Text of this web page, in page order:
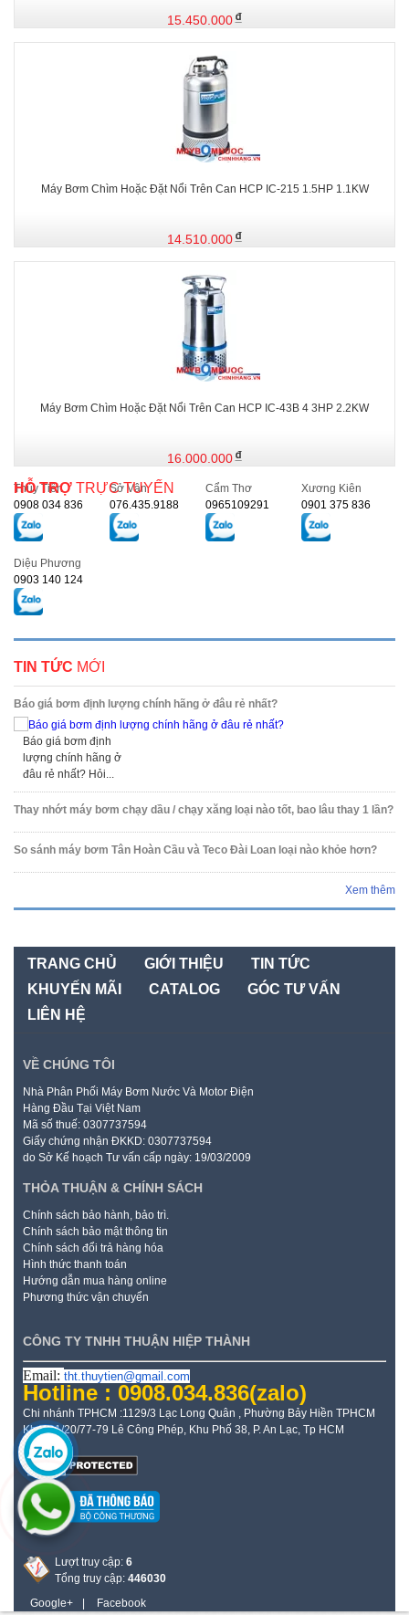
15.450.000
Máy Bơm Chìm Hoặc Đặt Nổi Trên Can HCP IC-215 1.5HP 1.1KW
14.510.000
Máy Bơm Chìm Hoặc Đặt Nổi Trên Can HCP IC-43B 4 3HP 2.2KW
16.000.000
HỖ TRỢ TRỰC TUYẾN
Thủy Tiên
0908 034 836
Sở Vân
076.435.9188
Cẩm Thơ
0965109291
Xương Kiên
0901 375 836
Diệu Phương
0903 140 124
TIN TỨC MỚI
Báo giá bơm định lượng chính hãng ở đâu rẻ nhất?
Báo giá bơm định
lượng chính hãng ở
đâu rẻ nhất? Hỏi...
Thay nhớt máy bơm chạy dầu / chạy xăng loại nào tốt, bao lâu thay 1 lần?
So sánh máy bơm Tân Hoàn Cầu và Teco Đài Loan loại nào khỏe hơn?
Xem thêm
TRANG CHỦ GIỚI THIỆU
TIN TỨC
KHUYẾN MÃI
CATALOG
GÓC TƯ VẤN
LIÊN HỆ
VỀ CHÚNG TÔI
Nhà Phân Phối Máy Bơm Nước Và Motor Điện
Hàng Đầu Tại Việt Nam
Mã số thuế: 0307737594
Giấy chứng nhận ĐKKD: 0307737594
do Sở Kế hoạch Tư vấn cấp ngày: 19/03/2009
THỎA THUẬN & CHÍNH SÁCH
Chính sách bảo hành, bảo trì.
Chính sách bảo mật thông tin
Chính sách đổi trả hàng hóa
Hình thức thanh toán
Hướng dẫn mua hàng online
Phương thức vận chuyển
CÔNG TY TNHH THUẬN HIỆP THÀNH
Email: tht.thuytien@gmail.com
Hotline : 0908.034.836(zalo)
Chi nhánh TPHCM :1129/3 Lạc Long Quân , Phường Bảy Hiền TPHCM
Kho: 21/20/77-79 Lê Công Phép, Khu Phố 38, P. An Lạc, Tp HCM
Lượt truy cập: 6
Tổng truy cập: 446030
Google+
Facebook